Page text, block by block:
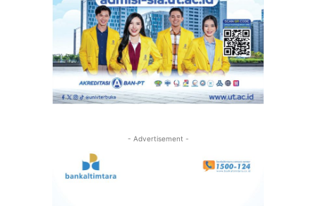
- Advertisement -